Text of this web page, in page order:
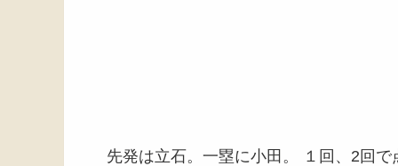
先発は立石。一塁に小田。 １回、2回で